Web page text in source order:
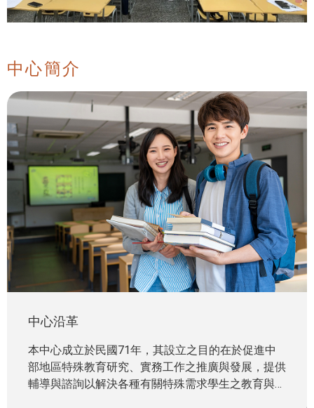
中心簡介
中心沿革
本中心成立於民國71年，其設立之目的在於促進中
部地區特殊教育研究、實務工作之推廣與發展，提供
輔導與諮詢以解決各種有關特殊需求學生之教育與就